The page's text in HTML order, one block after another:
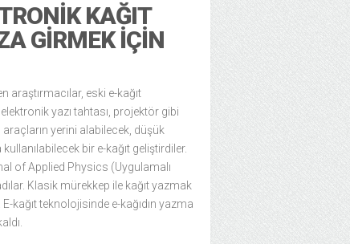
KAĞIT
GIRMEK İÇIN
araştırmacılar, eski e-kağıt
yazı tahtası, projektör gibi
yerini alabilecek, düşük
kullanılabilecek bir e-kağıt geliştirdiler.
of Applied Physics (Uygulamalı
Klasik mürekkep ile kağıt yazmak
kağıt teknolojisinde e-kağıdın yazma